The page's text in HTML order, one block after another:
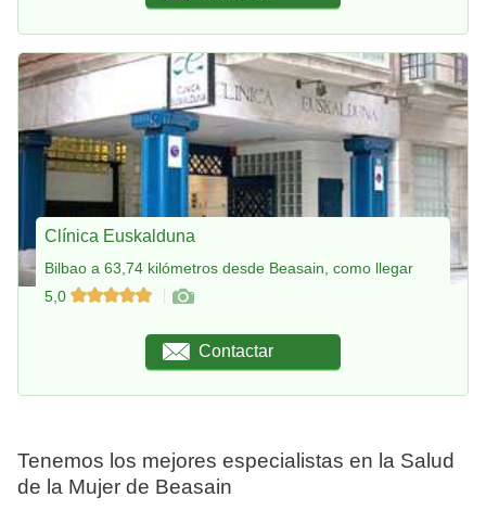
Clínica Euskalduna
Bilbao a 63,74 kilómetros desde Beasain, como llegar
5,0
Contactar
Tenemos los mejores especialistas en la Salud
de la Mujer de Beasain